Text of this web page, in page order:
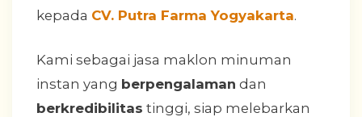
kepada CV. Putra Farma Yogyakarta.
Kami sebagai jasa maklon minuman
instan yang berpengalaman dan
berkredibilitas tinggi, siap melebarkan